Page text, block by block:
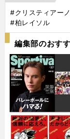
#クリスティアー
#柏レイソル
編集部のおす